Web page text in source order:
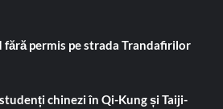
permis pe strada Trandafirilor
chinezi în Qi-Kung și Taiji-